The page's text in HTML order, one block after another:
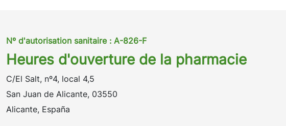
Nº d'autorisation sanitaire : A-826-F
Heures d'ouverture de la pharmacie
C/El Salt, nº4, local 4,5
San Juan de Alicante, 03550
Alicante, España